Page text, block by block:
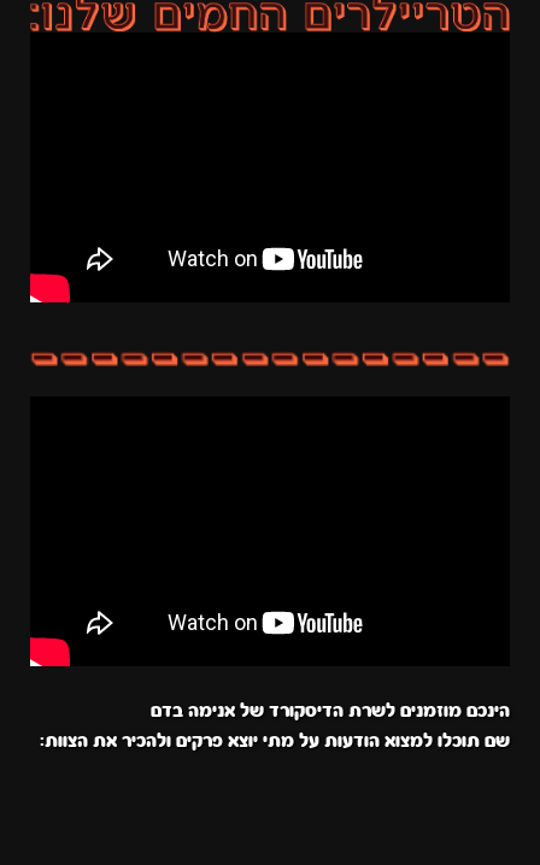
הינכם מוזמנים לשרת הדיסקורד של אנימה בדם
שם תוכלו למצוא הודעות על מתי יוצא פרקים ולהכיר את הצוות: